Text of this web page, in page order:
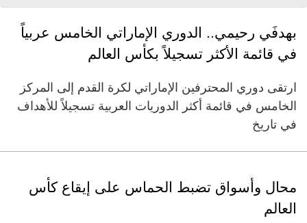
بهدفَي رحيمي.. الدوري الإماراتي الخامس عربياً
في قائمة الأكثر تسجيلاً بكأس العالم
ارتقى دوري المحترفين الإماراتي لكرة القدم إلى المركز
الخامس في قائمة أكثر الدوريات العربية تسجيلاً للأهداف
في تاريخ
محال وأسواق تضبط الحماس على إيقاع كأس
العالم